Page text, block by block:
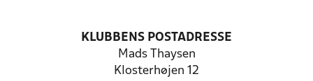
KLUBBENS POSTADRESSE
Mads Thaysen
Klosterhøjen 12